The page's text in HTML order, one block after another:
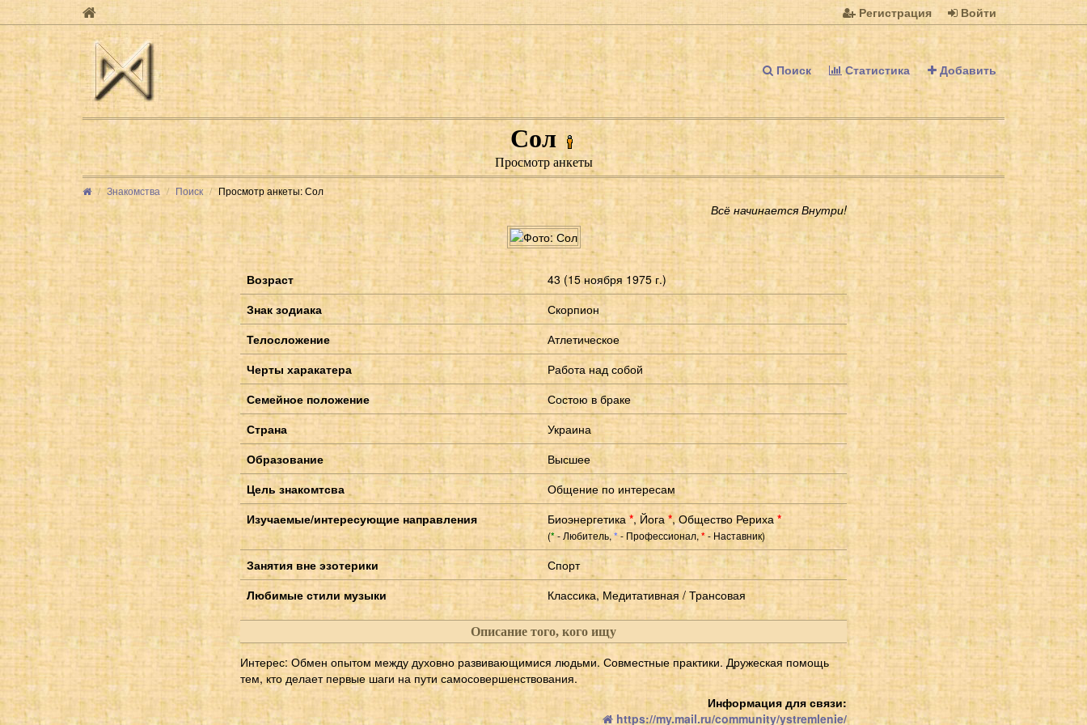
Регистрация Войти
Поиск Статистика Добавить
Сол
Просмотр анкеты
Знакомства Поиск Просмотр анкеты: Сол
Всё начинается Внутри!
Возраст
43 (15 ноября 1975 г.)
Знак зодиака
Скорпион
Телосложение
Атлетическое
Черты харакатера
Работа над собой
Семейное положение
Состою в браке
Страна
Украина
Образование
Высшее
Цель знакомтсва
Общение по интересам
Изучаемые/интересующие направления
Биоэнергетика *, Йога *,Общество Рериха *
(*- Любитель,*- Профессионал,*- Наставник)
Занятия вне эзотерики
Спорт
Любимые стили музыки
Классика, Медитативная / Трансовая
Описание того, кого ищу
Интерес: Обмен опытом между духовно развивающимися людьми. Совместные практики. Дружеская помощь
тем, кто делает первые шаги на пути самосовершенствования.
Информация для связи:
https://my.mail.ru/community/ystremlenie/